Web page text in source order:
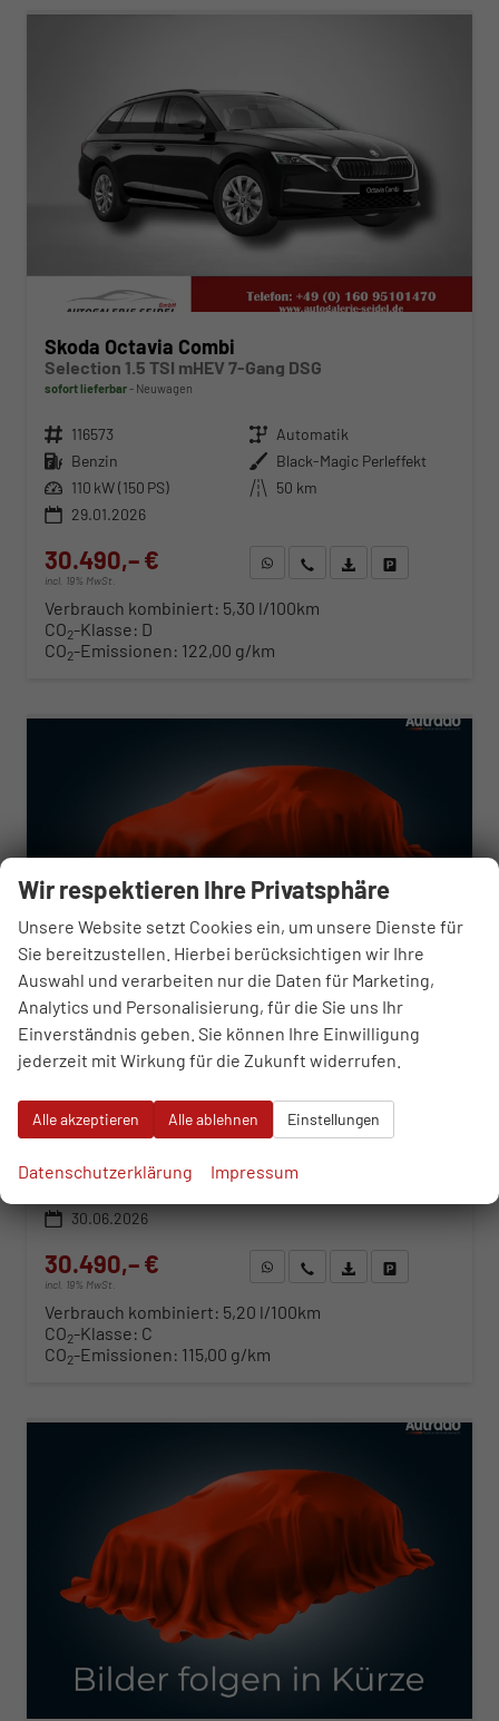
Skoda Octavia Combi
Selection 1.5 TSI mHEV 7-Gang DSG
sofort lieferbar Neuwagen
Fahrzeugnr. 116573 Getriebe Automatik
Kraftstoff Benzin Außenfarbe Black-Magic Perleffekt
Leistung 110 kW (150 PS) Kilometerstand 50 km
29.01.2026
30.490,– €
incl. 19% MwSt.
WhatsApp anfragen
Wir rufen Sie anFahrzeugexposé (PDF)
Verbrauch kombiniert: 5,30 l/100km
CO2-Klasse: D
CO2-Emissionen: 122,00 g/km
Skoda Octavia Combi
Selection 1.5 TSI 7-Gang DSG
Fahrzeugnr. 121033 Getriebe Automatik
Benzin
30.06.2026
30.490,– €
incl. 19% MwSt.
WhatsApp anfragen
Wir rufen Sie anFahrzeugexposé (PDF)
Verbrauch kombiniert: 5,20 l/100km
CO2-Klasse: C
CO2-Emissionen: 115,00 g/km
Wir respektieren Ihre Privatsphäre
Unsere Website setzt Cookies ein, um unsere Dienste für
Sie bereitzustellen. Hierbei berücksichtigen wir Ihre
Auswahl und verarbeiten nur die Daten für Marketing,
Analytics und Personalisierung, für die Sie uns Ihr
Einverständnis geben. Sie können Ihre Einwilligung
jederzeit mit Wirkung für die Zukunft widerrufen.
Alle akzeptieren Alle ablehnen Einstellungen
Datenschutzerklärung Impressum